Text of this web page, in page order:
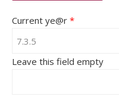
Current ye@r *
Leave this field empty